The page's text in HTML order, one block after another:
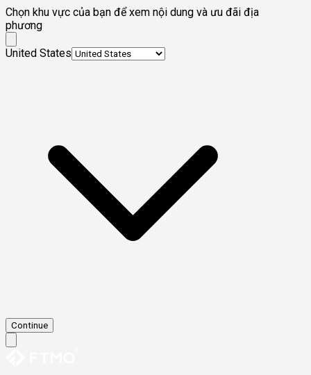
Chọn khu vực của bạn để xem nội dung và ưu đãi địa
phương
United States
Continue